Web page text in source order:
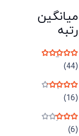
میانگین
رتبه
نمره
(44)
نمره(16)
نمره(6)